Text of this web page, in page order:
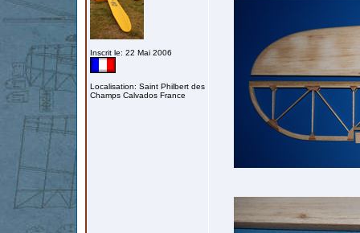
Inscrit le: 22 Mai 2006
Localisation: Saint Philbert des
Champs Calvados France